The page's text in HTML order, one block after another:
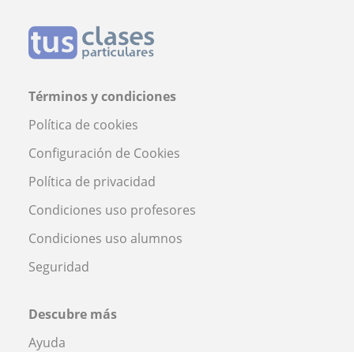
Términos y condiciones
Política de cookies
Configuración de Cookies
Política de privacidad
Condiciones uso profesores
Condiciones uso alumnos
Seguridad
Descubre más
Ayuda